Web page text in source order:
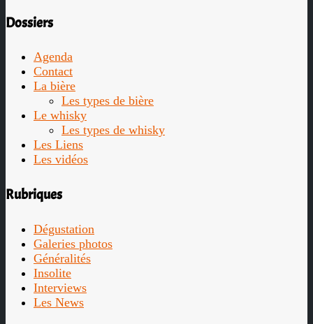
Dossiers
Agenda
Contact
La bière
Les types de bière
Le whisky
Les types de whisky
Les Liens
Les vidéos
Rubriques
Dégustation
Galeries photos
Généralités
Insolite
Interviews
Les News